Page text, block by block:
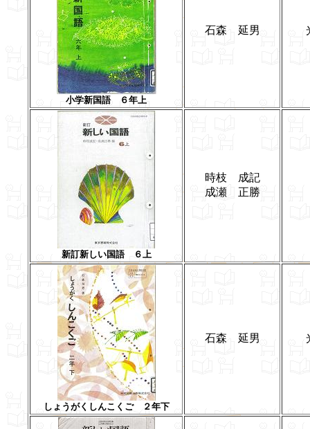
小学新国語 ６年上
石森 延男
新訂新しい国語 ６上
時枝 成記
成瀬 正勝
しょうがくしんこくご ２年下
石森 延男